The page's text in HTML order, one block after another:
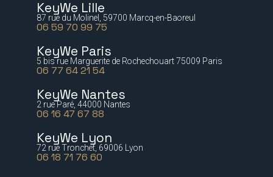
KeyWe Lille
87 rue du Molinel, 59700 Marcq-en-Baoreul
06 59 70 99 75
KeyWe Paris
5 bis rue Marguerite de Rochechouart 75009 Paris
06 77 64 21 54
KeyWe Nantes
2 rue Paré, 44000 Nantes
06 16 47 67 88
KeyWe Lyon
72 rue Tronchet, 69006 Lyon
06 18 71 76 60